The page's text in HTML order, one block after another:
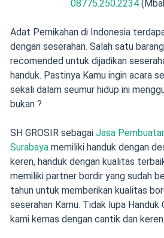
08775.250.2234
Adat Pernikahan di Indonesia
dengan seserahan. Salah satu
recomended untuk dijadikan
handuk. Pastinya Kamu ingin acara
sekali dalam seumur hidup ini
bukan ?
SH GROSIR sebagai Jasa
Surabayamemiliki handuk dengan
keren, handuk dengan kualitas
memiliki partner bordir yang sudah
tahun untuk memberikan kualitas
seserahan Kamu. Tidak lupa Handuk
kami kemas dengan cantik dan keren.